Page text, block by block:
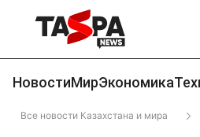
НовостиМирЭкономика
Все новости Казахстана и мира